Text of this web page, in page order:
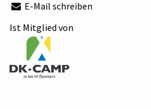
E-Mail schreiben
Ist Mitglied von